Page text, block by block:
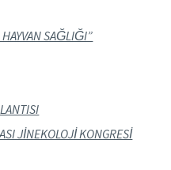
SAĞLIĞI”
JİNEKOLOJİ KONGRESİ